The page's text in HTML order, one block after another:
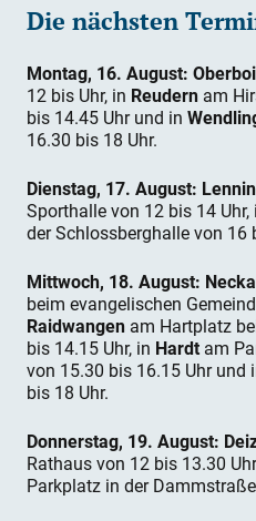
Die nächsten
Montag, 16. August:
12 bis Uhr, in Reudern am
bis 14.45 Uhr und in
16.30 bis 18 Uhr.
Dienstag, 17. August:
Sporthalle von 12 bis 14 Uhr,
der Schlossberghalle von 16
Mittwoch, 18. August:
beim evangelischen
Raidwangen am Hartplatz
bis 14.15 Uhr, in Hardt am
von 15.30 bis 16.15 Uhr und
bis 18 Uhr.
Donnerstag, 19. August:
Rathaus von 12 bis 13.30
Parkplatz in der